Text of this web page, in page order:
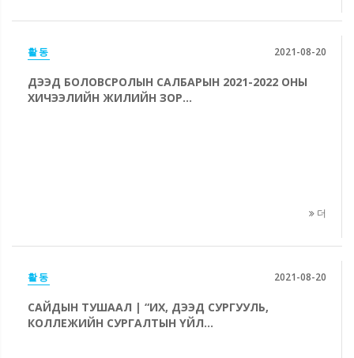
활동 2021-08-20
ДЭЭД БОЛОВСРОЛЫН САЛБАРЫН 2021-2022 ОНЫ
ХИЧЭЭЛИЙН ЖИЛИЙН ЗОР...
더
활동 2021-08-20
САЙДЫН ТУШААЛ | “ИХ, ДЭЭД СУРГУУЛЬ,
КОЛЛЕЖИЙН СУРГАЛТЫН ҮЙЛ...